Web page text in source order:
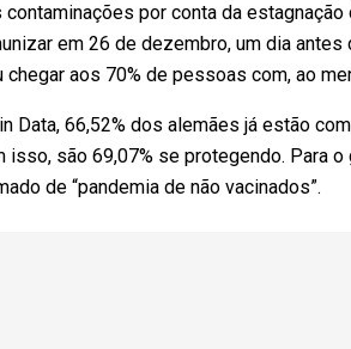
por conta da estagnação
em 26 de dezembro, um dia
chegar aos 70% de pessoas com, ao
Data, 66,52% dos alemães já estão
isso, são 69,07% se protegendo. Para
de “pandemia de não vacinados”.